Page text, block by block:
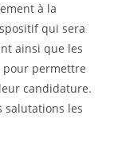
à la
qui sera
ainsi que les
permettre
candidature.
salutations les